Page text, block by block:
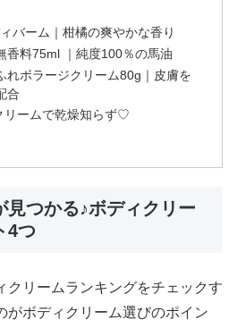
バーム｜柑橘の爽やかな香り
料75ml ｜純度100％の馬油
ボラージクリーム80g｜皮膚を
合
リームで乾燥知らず♡
見つかる♪ボディクリー
4つ
クリームランキングをチェックす
がボディクリーム選びのポイン